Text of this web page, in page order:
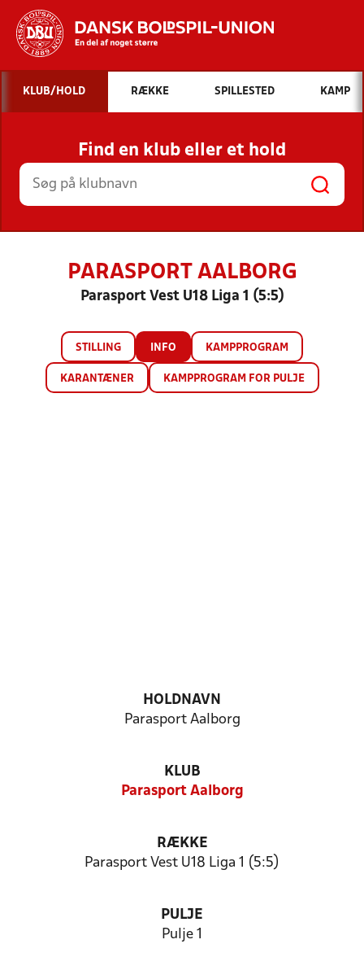
Hvad vil du søge efter?
INDHOLD OG NYHEDER
STILLINGER, RESULTATER, KLUBBER OG
HOLD
KLUB/HOLD RÆKKE SPILLESTED KAMP
Find en klub eller et hold
PARASPORT AALBORG
Parasport Vest U18 Liga 1 (5:5)
STILLING INFO KAMPPROGRAM
KARANTÆNER KAMPPROGRAM FOR PULJE
HOLDNAVN
Parasport Aalborg
KLUB
Parasport Aalborg
RÆKKE
Parasport Vest U18 Liga 1 (5:5)
PULJE
Pulje 1